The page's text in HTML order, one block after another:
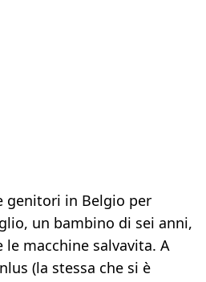
genitori in Belgio per
un bambino di sei anni,
le macchine salvavita. A
(la stessa che si è